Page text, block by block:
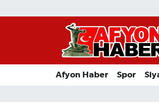
Afyon Haber Spor
Afyon Haber